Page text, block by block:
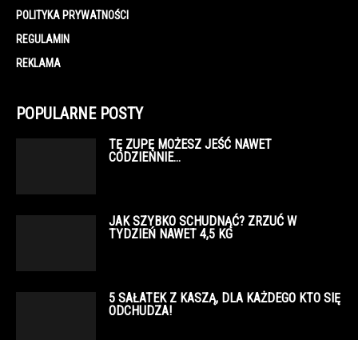
POLITYKA PRYWATNOŚCI
REGULAMIN
REKLAMA
POPULARNE POSTY
TĘ ZUPĘ MOŻESZ JEŚĆ NAWET
CODZIENNIE…
JAK SZYBKO SCHUDNĄĆ? ZRZUĆ W
TYDZIEŃ NAWET 4,5 KG
5 SAŁATEK Z KASZĄ, DLA KAŻDEGO KTO SIĘ
ODCHUDZA!